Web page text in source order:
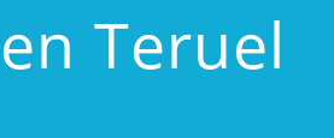
Teruel